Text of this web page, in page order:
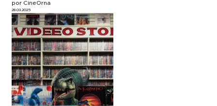
por CineOrna
28.03.2025